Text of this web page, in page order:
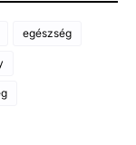
egészség